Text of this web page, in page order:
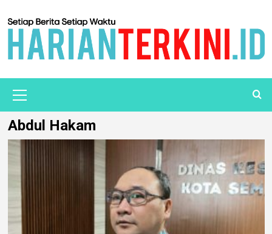
Abdul Hakam